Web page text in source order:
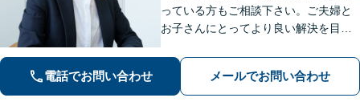
っている方もご相談下さい。ご夫婦と
お子さんにとってより良い解決を目指
労働問題など、幅広いお悩みに対応し
ます。【静岡市／焼津市／島田市／藤
枝市エリア対応】
電話でお問い合わせ メールでお問い合わせ